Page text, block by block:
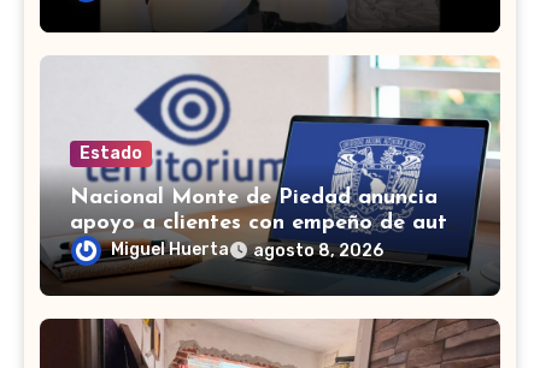
Estado
Nacional Monte de Piedad anuncia
apoyo a clientes con empeño de autos
durante la huelga
Miguel Huerta agosto 8, 2026